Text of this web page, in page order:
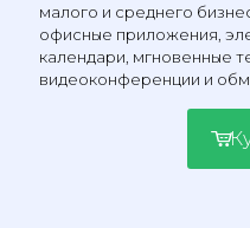
малого и среднего
офисные приложения,
календари, мгновенные
видеоконференции и